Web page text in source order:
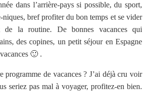
dans l’arrière-pays si possible, du sport,
niques, bref profiter du bon temps et se vider
la routine. De bonnes vacances qui
des copines, un petit séjour en Espagne
🙂 .
programme de vacances ? J’ai déjà cru voir
seriez pas mal à voyager, profitez-en bien.